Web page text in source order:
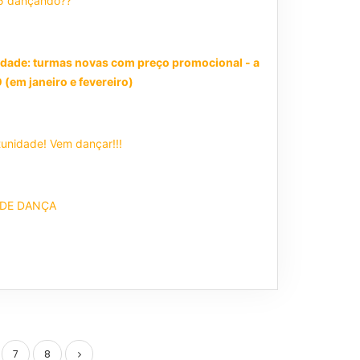
20h / Sáb às 14h
20h
turmas novas com preço promocional - a
(em janeiro e fevereiro)
Vem dançar!!!
DANÇA
438 - Tijuca
5753
DANÇA ❗️
7 8